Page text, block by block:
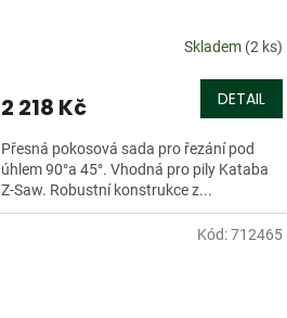
Skladem (2 ks)
2 218 Kč DETAIL
Přesná pokosová sada pro řezání pod
úhlem 90°a 45°. Vhodná pro pily Kataba
Z-Saw. Robustní konstrukce z...
Kód:712465